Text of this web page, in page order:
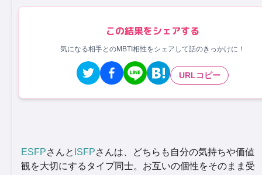
この結果をシェアする
気になる相手とのMBTI相性をシェアして話のきっかけに！
URLコピー
ESFPさんと ISFPさんは、どちらも自分の気持ちや価値
観を大切にするタイプ同士。お互いの個性をそのまま受